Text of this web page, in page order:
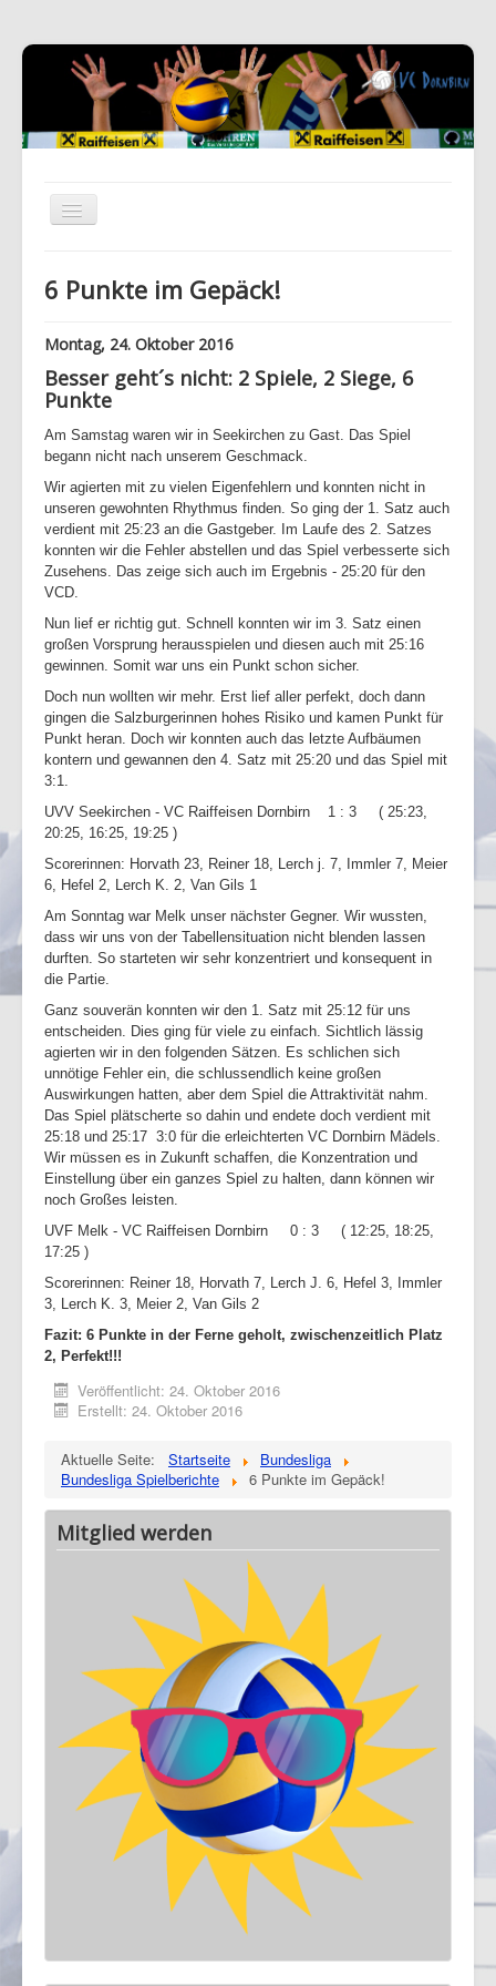
6 Punkte im Gepäck!
Montag, 24. Oktober 2016
Besser geht´s nicht: 2 Spiele, 2 Siege, 6
Punkte
Am Samstag waren wir in Seekirchen zu Gast. Das Spiel
begann nicht nach unserem Geschmack.
Wir agierten mit zu vielen Eigenfehlern und konnten nicht in
unseren gewohnten Rhythmus finden. So ging der 1. Satz auch
verdient mit 25:23 an die Gastgeber. Im Laufe des 2. Satzes
konnten wir die Fehler abstellen und das Spiel verbesserte sich
Zusehens. Das zeige sich auch im Ergebnis - 25:20 für den
VCD.
Nun lief er richtig gut. Schnell konnten wir im 3. Satz einen
großen Vorsprung herausspielen und diesen auch mit 25:16
gewinnen. Somit war uns ein Punkt schon sicher.
Doch nun wollten wir mehr. Erst lief aller perfekt, doch dann
gingen die Salzburgerinnen hohes Risiko und kamen Punkt für
Punkt heran. Doch wir konnten auch das letzte Aufbäumen
kontern und gewannen den 4. Satz mit 25:20 und das Spiel mit
3:1.
UVV Seekirchen - VC Raiffeisen Dornbirn 1 : 3 ( 25:23,
20:25, 16:25, 19:25 )
Scorerinnen: Horvath 23, Reiner 18, Lerch j. 7, Immler 7, Meier
6, Hefel 2, Lerch K. 2, Van Gils 1
Am Sonntag war Melk unser nächster Gegner. Wir wussten,
dass wir uns von der Tabellensituation nicht blenden lassen
durften. So starteten wir sehr konzentriert und konsequent in
die Partie.
Ganz souverän konnten wir den 1. Satz mit 25:12 für uns
entscheiden. Dies ging für viele zu einfach. Sichtlich lässig
agierten wir in den folgenden Sätzen. Es schlichen sich
unnötige Fehler ein, die schlussendlich keine großen
Auswirkungen hatten, aber dem Spiel die Attraktivität nahm.
Das Spiel plätscherte so dahin und endete doch verdient mit
25:18 und 25:17 3:0 für die erleichterten VC Dornbirn Mädels.
Wir müssen es in Zukunft schaffen, die Konzentration und
Einstellung über ein ganzes Spiel zu halten, dann können wir
noch Großes leisten.
UVF Melk - VC Raiffeisen Dornbirn 0 : 3 ( 12:25, 18:25,
17:25 )
Scorerinnen: Reiner 18, Horvath 7, Lerch J. 6, Hefel 3, Immler
3, Lerch K. 3, Meier 2, Van Gils 2
Fazit: 6 Punkte in der Ferne geholt, zwischenzeitlich Platz
2, Perfekt!!!
Veröffentlicht: 24. Oktober 2016
Erstellt: 24. Oktober 2016
Aktuelle Seite: Startseite
Bundesliga
Bundesliga Spielberichte
6 Punkte im Gepäck!
Mitglied werden